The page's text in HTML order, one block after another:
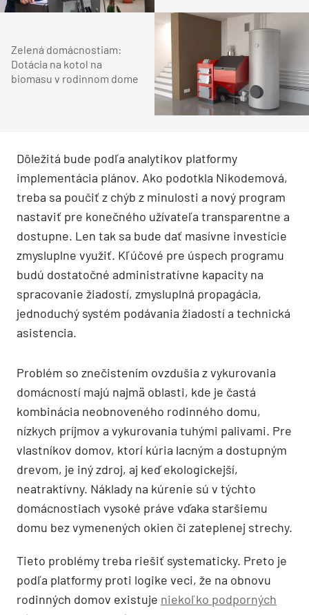
Zelená domácnostiam:
Dotácia na kotol na
biomasu v rodinnom dome
Dôležitá bude podľa analytikov platformy
implementácia plánov. Ako podotkla Nikodemová,
treba sa poučiť z chýb z minulosti a nový program
nastaviť pre konečného užívateľa transparentne a
dostupne. Len tak sa bude dať masívne investície
zmysluplne využiť. Kľúčové pre úspech programu
budú dostatočné administratívne kapacity na
spracovanie žiadostí, zmysluplná propagácia,
jednoduchý systém podávania žiadostí a technická
asistencia.
Problém so znečistením ovzdušia z vykurovania
domácností majú najmä oblasti, kde je častá
kombinácia neobnoveného rodinného domu,
nízkych príjmov a vykurovania tuhými palivami. Pre
vlastníkov domov, ktorí kúria lacným a dostupným
drevom, je iný zdroj, aj keď ekologickejší,
neatraktívny. Náklady na kúrenie sú v týchto
domácnostiach vysoké práve vďaka staršiemu
domu bez vymenených okien či zateplenej strechy.
Tieto problémy treba riešiť systematicky. Preto je
podľa platformy proti logike veci, že na obnovu
rodinných domov existuje niekoľko podporných